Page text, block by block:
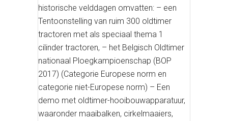
historische velddagen omvatten: – een
Tentoonstelling van ruim 300 oldtimer
tractoren met als speciaal thema 1
cilinder tractoren, – het Belgisch Oldtimer
nationaal Ploegkampioenschap (BOP
2017) (Categorie Europese norm en
categorie niet-Europese norm) – Een
demo met oldtimer-hooibouwapparatuur,
waaronder maaibalken, cirkelmaaiers,